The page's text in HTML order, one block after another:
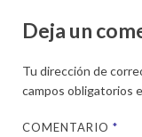
Deja un
Tu dirección de
campos obligatorios
COMENTARIO*